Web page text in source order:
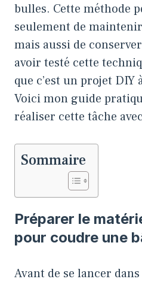
bulles. Cette méthode
seulement de
mais aussi de
avoir testé cette
que c’est un projet DIY
Voici mon guide
réaliser cette tâche
Sommaire
Préparer le
pour coudre une
Avant de se lancer